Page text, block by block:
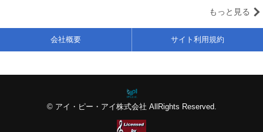
もっと見る
© アイ・ピー・アイ株式会社 AllRights Reserved.
会社概要 サイト利用規約